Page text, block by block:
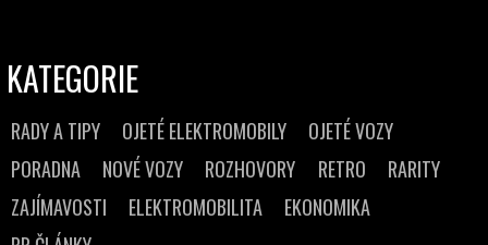
KATEGORIE
RADY A TIPY OJETÉ ELEKTROMOBILY
OJETÉ VOZY
PORADNA
NOVÉ VOZY ROZHOVORY RETRO
RARITY
ZAJÍMAVOSTI
ELEKTROMOBILITA
EKONOMIKA